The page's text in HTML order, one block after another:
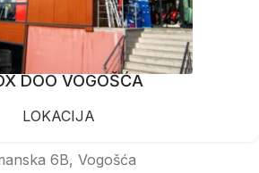
DOO VOGOŠĆA
LOKACIJA
6B, Vogošća